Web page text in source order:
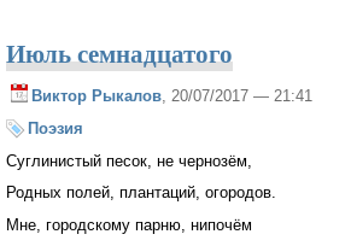
Июль семнадцатого
Виктор Рыкалов, 20/07/2017 — 21:41
Поэзия
Суглинистый песок, не чернозём,
Родных полей, плантаций, огородов.
Мне, городскому парню, нипочём